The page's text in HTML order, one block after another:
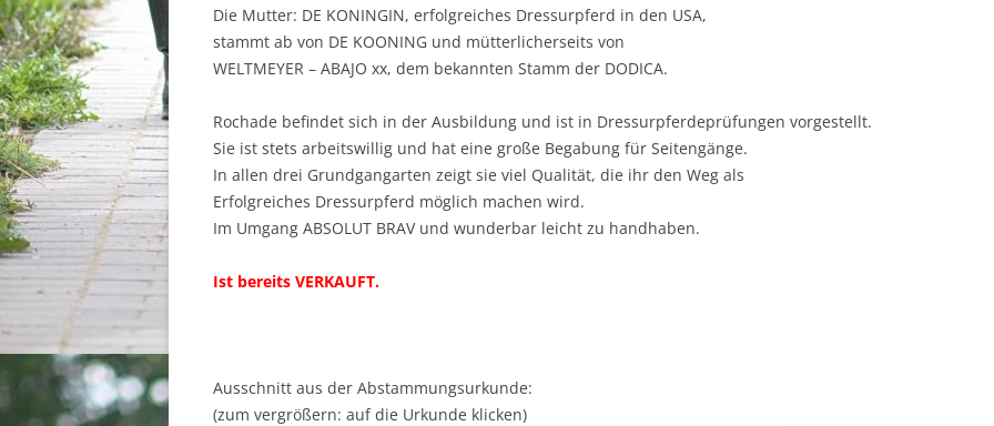
Die Mutter: DE KONINGIN, erfolgreiches Dressurpferd in den USA,
stammt ab von DE KOONING und mütterlicherseits von
WELTMEYER – ABAJO xx, dem bekannten Stamm der DODICA.
Rochade befindet sich in der Ausbildung und ist in Dressurpferdeprüfungen vorgestellt.
Sie ist stets arbeitswillig und hat eine große Begabung für Seitengänge.
In allen drei Grundgangarten zeigt sie viel Qualität, die ihr den Weg als
Erfolgreiches Dressurpferd möglich machen wird.
Im Umgang ABSOLUT BRAV und wunderbar leicht zu handhaben.
Ist bereits VERKAUFT.
Ausschnitt aus der Abstammungsurkunde:
(zum vergrößern: auf die Urkunde klicken)